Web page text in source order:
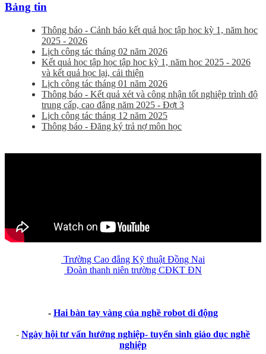
Bảng tin
Thông báo - Cảnh báo kết quả học tập học kỳ 1, năm học
2025 - 2026
Lịch công tác tháng 02 năm 2026
Kết quả học tập học tập học kỳ 1, năm học 2025 - 2026
và kết quả học lại, cải thiện
Lịch công tác tháng 01 năm 2026
Thông báo - Kết quả xét và công nhận tốt nghiệp trình độ
trung cấp, cao đẳng năm 2025 - Đợt 3
Lịch công tác tháng 12 năm 2025
Thông báo - Đăng ký trả nợ môn học
Trường Cao đẳng Kỹ thuật Đồng Nai
Đoàn thanh niên trường CĐKT ĐN
- Hai bàn tay vàng của nghề robot di động
- Ngày hội tư vấn hướng nghiệp- tuyển sinh giáo dục nghề
nghiệp